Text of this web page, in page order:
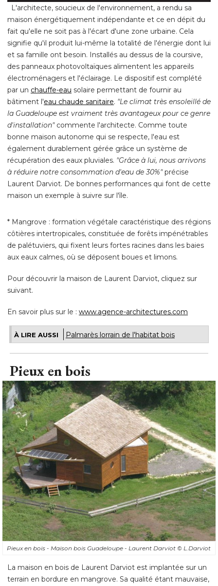
L'architecte, soucieux de l'environnement, a rendu sa
maison énergétiquement indépendante et ce en dépit du
fait qu'elle ne soit pas à l'écart d'une zone urbaine. Cela
signifie qu'il produit lui-même la totalité de l'énergie dont lui
et sa famille ont besoin. Installés au dessus de la coursive,
des panneaux photovoltaïques alimentent les appareils
électroménagers et l'éclairage. Le dispositif est complété
par un chauffe-eau solaire permettant de fournir au
bâtiment l'eau chaude sanitaire. "Le climat très ensoleillé de
la Guadeloupe est vraiment très avantageux pour ce genre
d'installation"commente l'architecte. Comme toute
bonne maison autonome qui se respecte, l'eau est
également durablement gérée grâce un système de
récupération des eaux pluviales. "Grâce à lui, nous arrivons
à réduire notre consommation d'eau de 30%" précise
Laurent Darviot. De bonnes performances qui font de cette
maison un exemple à suivre sur l'île.
* Mangrove : formation végétale caractéristique des régions
côtières intertropicales, constituée de forêts impénétrables
de palétuviers, qui fixent leurs fortes racines dans les baies
aux eaux calmes, où se déposent boues et limons.
Pour découvrir la maison de Laurent Darviot, cliquez sur
suivant.
En savoir plus sur le : www.agence-architectures.com
À LIRE AUSSI Palmarès lorrain de l'habitat bois
Pieux en bois
Pieux en bois - Maison bois Guadeloupe - Laurent Darviot © L.Darviot
La maison en bois de Laurent Darviot est implantée sur un
terrain en bordure en mangrove. Sa qualité étant mauvaise,